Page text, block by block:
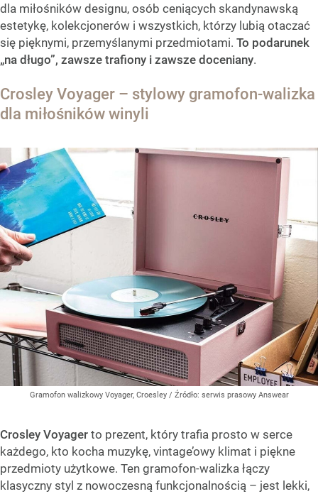
dla miłośników designu, osób ceniących skandynawską
estetykę, kolekcjonerów i wszystkich, którzy lubią otaczać
się pięknymi, przemyślanymi przedmiotami. To podarunek
„na długo”, zawsze trafiony i zawsze doceniany.
Crosley Voyager – stylowy gramofon-walizka
dla miłośników winyli
Gramofon walizkowy Voyager, Croesley / Źródło: serwis prasowy Answear
Crosley Voyager to prezent, który trafia prosto w serce
każdego, kto kocha muzykę, vintage’owy klimat i piękne
przedmioty użytkowe. Ten gramofon-walizka łączy
klasyczny styl z nowoczesną funkcjonalnością – jest lekki,